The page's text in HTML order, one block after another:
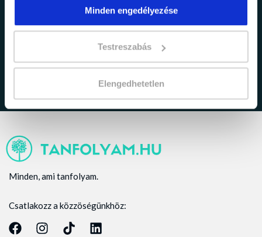
Minden engedélyezése
Testreszabás
Elengedhetetlen
Elfogadom azadatkezelési tájékoztatóban
foglaltakat.
Minden, ami tanfolyam.
Csatlakozz a közzöségünkhöz: